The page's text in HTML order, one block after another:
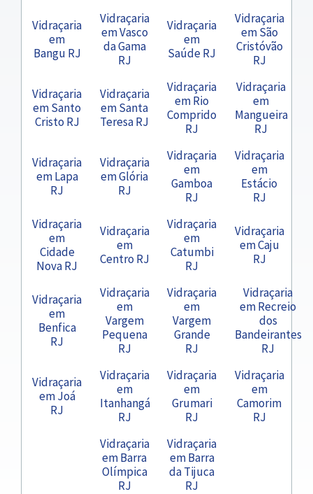
Vidraçaria
em
Bangu RJ
Vidraçaria
em Vasco
da Gama
RJ
Vidraçaria
em
Saúde RJ
Vidraçaria
em São
Cristóvão
RJ
Vidraçaria
em Santo
Cristo RJ
Vidraçaria
em Santa
Teresa RJ
Vidraçaria
em Rio
Comprido
RJ
Vidraçaria
em
Mangueira
RJ
Vidraçaria
em Lapa
RJ
Vidraçaria
em Glória
RJ
Vidraçaria
em
Gamboa
RJ
Vidraçaria
em
Estácio
RJ
Vidraçaria
em
Cidade
Nova RJ
Vidraçaria
em
Centro RJ
Vidraçaria
em
Catumbi
RJ
Vidraçaria
em Caju
RJ
Vidraçaria
em
Benfica
RJ
Vidraçaria
em
Vargem
Pequena
RJ
Vidraçaria
em
Vargem
Grande
RJ
Vidraçaria
em Recreio
dos
Bandeirantes
RJ
Vidraçaria
em Joá
RJ
Vidraçaria
em
Itanhangá
RJ
Vidraçaria
em
Grumari
RJ
Vidraçaria
em
Camorim
RJ
Vidraçaria
em Barra
Olímpica
RJ
Vidraçaria
em Barra
da Tijuca
RJ